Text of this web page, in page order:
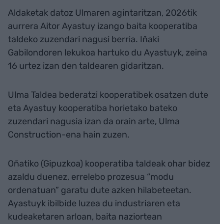
Aldaketak datoz Ulmaren agintaritzan, 2026tik
aurrera Aitor Ayastuy izango baita kooperatiba
taldeko zuzendari nagusi berria. Iñaki
Gabilondoren lekukoa hartuko du Ayastuyk, zeina
16 urtez izan den taldearen gidaritzan.
Ulma Taldea bederatzi kooperatibek osatzen dute
eta Ayastuy kooperatiba horietako bateko
zuzendari nagusia izan da orain arte, Ulma
Construction-ena hain zuzen.
Oñatiko (Gipuzkoa) kooperatiba taldeak ohar bidez
azaldu duenez, errelebo prozesua “modu
ordenatuan” garatu dute azken hilabeteetan.
Ayastuyk ibilbide luzea du industriaren eta
kudeaketaren arloan, baita naziortean